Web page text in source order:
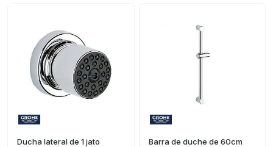
Ducha lateral de 1 jato
Barra de duche de 60cm